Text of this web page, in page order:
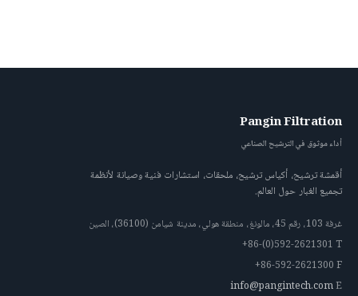
Pangin Filtration
أداء موثوق في الترشيح الصناعي
أقمشة ترشيح، أكياس ترشيح، ملحقات، استشارات فنية وصيانة لأنظمة
تجميع الغبار حول العالم.
غرفة 103، رقم 45، مالونغ، منطقة هولي، مدينة شيامن (36100)، الصين
T
+86-(0)592-2621301
F
+86-592-2621300
E
info@pangintech.com